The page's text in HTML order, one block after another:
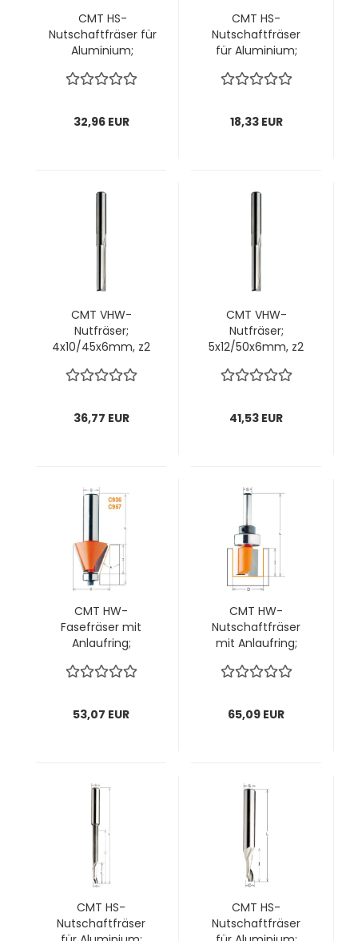
CMT HS-
Nutschaftfräser für
Aluminium;
z1 rechts; 1 VPE = 1
32,96 EUR
CMT HS-
Nutschaftfräser
für Aluminium;
rechts; 1 VPE = 1
18,33 EUR
CMT VHW-
Nutfräser;
4x10/45x6mm, z2
Stck
36,77 EUR
CMT VHW-
Nutfräser;
5x12/50x6mm, z2
Stck
41,53 EUR
CMT HW-
Fasefräser mit
Anlaufring;
z2 ; Winkel 45°, 1
53,07 EUR
CMT HW-
Nutschaftfräser
mit Anlaufring;
z2 rechts; 1 VPE = 1
65,09 EUR
CMT HS-
Nutschaftfräser
CMT HS-
Nutschaftfräser